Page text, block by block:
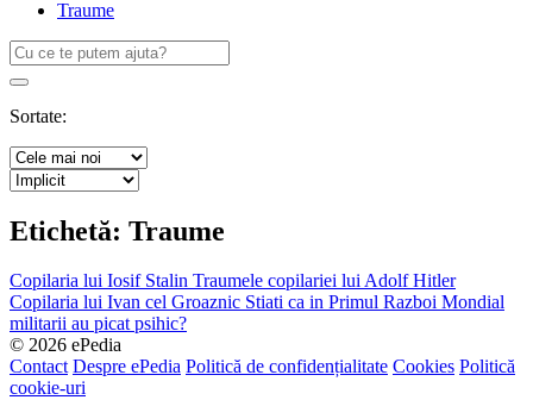
Traume
Caută
după:
Search
Sortate:
Etichetă: Traume
Copilaria lui Iosif Stalin Traumele copilariei lui Adolf Hitler
Copilaria lui Ivan cel Groaznic Stiati ca in Primul Razboi Mondial
militarii au picat psihic?
© 2026 ePedia
Contact Despre ePedia Politică de confidențialitate Cookies Politică
cookie-uri